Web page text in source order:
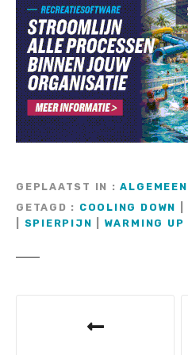
GEPLAATST IN
ALGEMEEN
GETAGD
COOLING DOWN
SPIERPIJN WARMING UP